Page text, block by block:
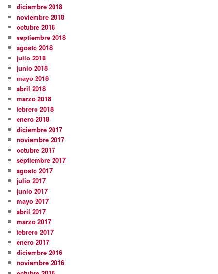
diciembre 2018
noviembre 2018
octubre 2018
septiembre 2018
agosto 2018
julio 2018
junio 2018
mayo 2018
abril 2018
marzo 2018
febrero 2018
enero 2018
diciembre 2017
noviembre 2017
octubre 2017
septiembre 2017
agosto 2017
julio 2017
junio 2017
mayo 2017
abril 2017
marzo 2017
febrero 2017
enero 2017
diciembre 2016
noviembre 2016